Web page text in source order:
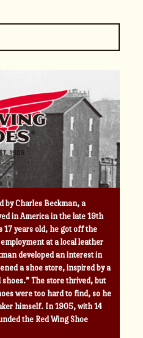
by Charles Beckman, a
in America in the late 19th
17 years old, he got off the
at a local leather
developed an interest in
a shoe store, inspired by a
The store thrived, but
were too hard to find, so he
himself. In 1905, with 14
the Red Wing Shoe